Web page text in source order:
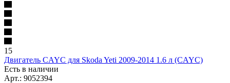
15
Двигатель CAYC для Skoda Yeti 2009-2014 1.6 л (CAYC)
Есть в наличии
Арт.: 9052394